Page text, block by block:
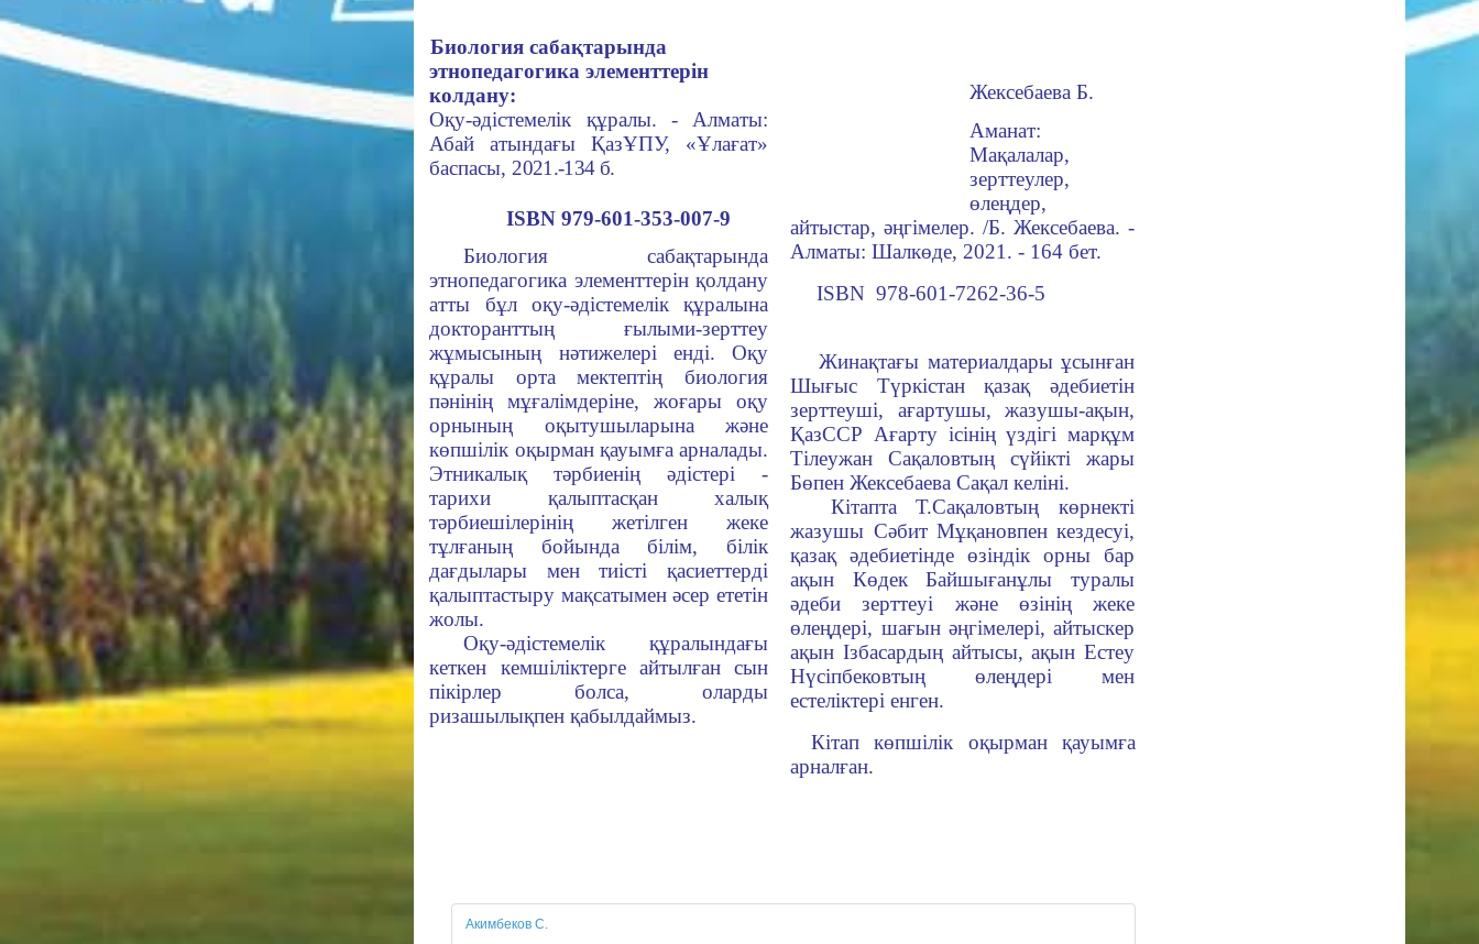
Биология сабақтарында
этнопедагогика элементтерін
колдану:
Оқу-әдістемелік құралы. - Алматы:
Абай атындағы ҚазҰПУ, «Ұлағат»
баспасы, 2021.-134 б.
ISBN 979-601-353-007-9
Биология сабақтарында
этнопедагогика элементтерін қолдану
атты бұл оқу-әдістемелік құралына
докторанттың ғылыми-зерттеу
жұмысының нәтижелері енді. Оқу
құралы орта мектептің биология
пәнінің мұғалімдеріне, жоғары оқу
орнының оқытушыларына және
көпшілік оқырман қауымға арналады.
Этникалық тәрбиенің әдістері -
тарихи қалыптасқан халық
тәрбиешілерінің жетілген жеке
тұлғаның бойында білім, білік
дағдылары мен тиісті қасиеттерді
қалыптастыру мақсатымен әсер ететін
жолы.
Оқу-әдістемелік құралындағы
кеткен кемшіліктерге айтылған сын
пікірлер болса, оларды
ризашылықпен қабылдаймыз.
Жексебаева Б.
Аманат:
Мақалалар,
зерттеулер,
өлеңдер,
айтыстар, әңгімелер. /Б. Жексебаева. -
Алматы: Шалкөде, 2021. - 164 бет.
ISBN 978-601-7262-36-5
Жинақтағы материалдары ұсынған
Шығыс Түркістан қазақ әдебиетін
зерттеуші, ағартушы, жазушы-ақын,
ҚазССР Ағарту ісінің үздігі марқұм
Тілеужан Сақаловтың сүйікті жары
Бөпен Жексебаева Сақал келіні.
Кітапта Т.Сақаловтың көрнекті
жазушы Сәбит Мұқановпен кездесуі,
қазақ әдебиетінде өзіндік орны бар
ақын Көдек Байшығанұлы туралы
әдеби зерттеуі және өзінің жеке
өлеңдері, шағын әңгімелері, айтыскер
ақын Ізбасардың айтысы, ақын Естеу
Нүсіпбековтың өлеңдері мен
естеліктері енген.
Кітап көпшілік оқырман қауымға
арналған.
Акимбеков С.